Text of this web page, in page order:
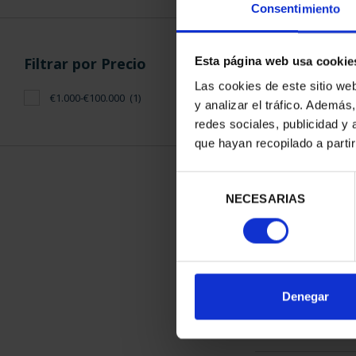
Consentimiento
Esta página web usa
Las cookies de este sitio
y analizar el tráfico.
redes sociales, publicidad y
que hayan recopilado a
consentimiento
NECESARIAS
Denegar
Filtrar por Precio
€1.000-€100.000 (1)
275
(2021)
ORDENAR POR: